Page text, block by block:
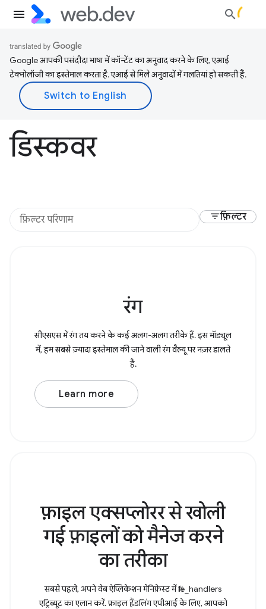
Google आपकी पसंदीदा भाषा में कॉन्टेंट का अनुवाद करने के लिए, एआई
टेक्नोलॉजी का इस्तेमाल करता है. एआई से मिले अनुवादों में गलतियां हो सकती हैं.
डिस्कवर
filter_listफ़िल्टर
रंग
सीएसएस में रंग तय करने के कई अलग-अलग तरीके हैं. इस मॉड्यूल
में, हम सबसे ज़्यादा इस्तेमाल की जाने वाली रंग वैल्यू पर नज़र डालते
हैं.
Learn more
फ़ाइल एक्सप्लोरर से खोली
गई फ़ाइलों को मैनेज करने
का तरीका
सबसे पहले, अपने वेब ऐप्लिकेशन मेनिफ़ेस्ट में file_handlers
एट्रिब्यूट का एलान करें. फ़ाइल हैंडलिंग एपीआई के लिए, आपको